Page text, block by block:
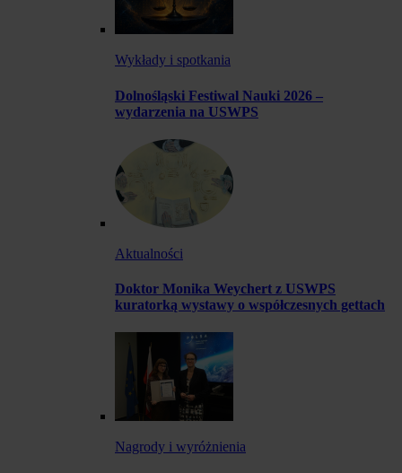
Wykłady i spotkania
Dolnośląski Festiwal Nauki 2026 –
wydarzenia na USWPS
Aktualności
Doktor Monika Weychert z USWPS
kuratorką wystawy o współczesnych gettach
Nagrody i wyróżnienia